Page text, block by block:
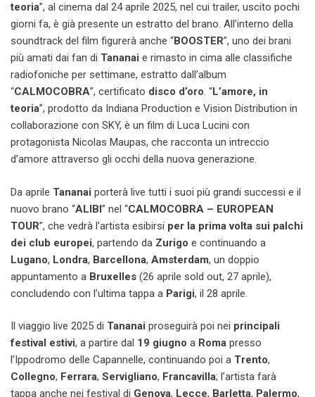
teoria”, al cinema dal 24 aprile 2025, nel cui trailer, uscito pochi
giorni fa, è già presente un estratto del brano. All’interno della
soundtrack del film figurerà anche “BOOSTER”, uno dei brani
più amati dai fan di Tananai e rimasto in cima alle classifiche
radiofoniche per settimane, estratto dall’album
“CALMOCOBRA”, certificato disco d’oro. “L’amore, in
teoria”, prodotto da Indiana Production e Vision Distribution in
collaborazione con SKY, è un film di Luca Lucini con
protagonista Nicolas Maupas, che racconta un intreccio
d’amore attraverso gli occhi della nuova generazione.
Da aprile Tananai porterà live tutti i suoi più grandi successi e il
nuovo brano “ALIBI” nel “CALMOCOBRA – EUROPEAN
TOUR”, che vedrà l’artista esibirsi per la prima volta sui palchi
dei club europei, partendo da Zurigo e continuando a
Lugano, Londra, Barcellona, Amsterdam, un doppio
appuntamento a Bruxelles (26 aprile sold out, 27 aprile),
concludendo con l’ultima tappa a Parigi, il 28 aprile.
Il viaggio live 2025 di Tananai proseguirà poi nei principali
festival estivi, a partire dal 19 giugno a Roma presso
l’Ippodromo delle Capannelle, continuando poi a Trento,
Collegno, Ferrara, Servigliano, Francavilla; l’artista farà
tappa anche nei festival di Genova, Lecce, Barletta, Palermo,